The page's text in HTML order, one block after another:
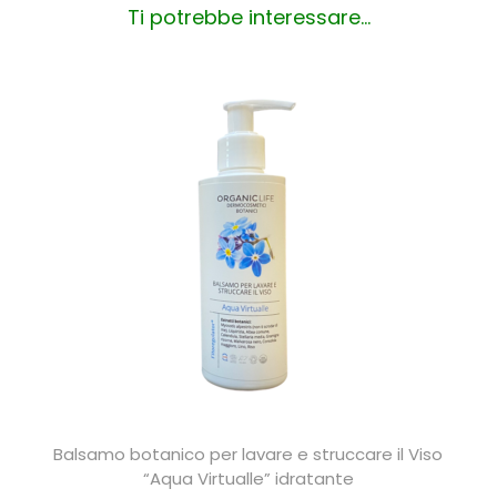
Ti potrebbe interessare…
Balsamo botanico per lavare e struccare il Viso
“Aqua Virtualle” idratante